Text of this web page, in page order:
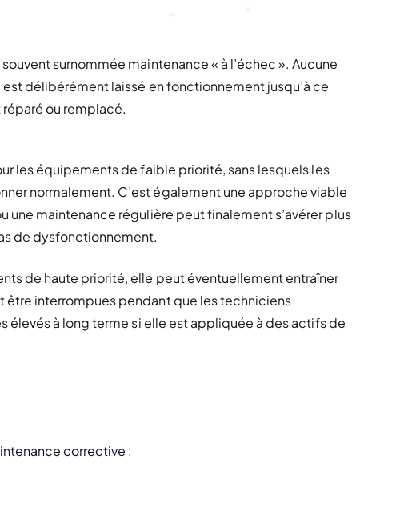
surnommée maintenance « à l’échec ». Aucune
délibérément laissé en fonctionnement jusqu’à ce
réparé ou remplacé.
les équipements de faible priorité, sans lesquels les
normalement. C’est également une approche viable
une maintenance régulière peut finalement s’avérer plus
de dysfonctionnement.
de haute priorité, elle peut éventuellement entraîner
être interrompues pendant que les techniciens
à long terme si elle est appliquée à des actifs de
corrective :